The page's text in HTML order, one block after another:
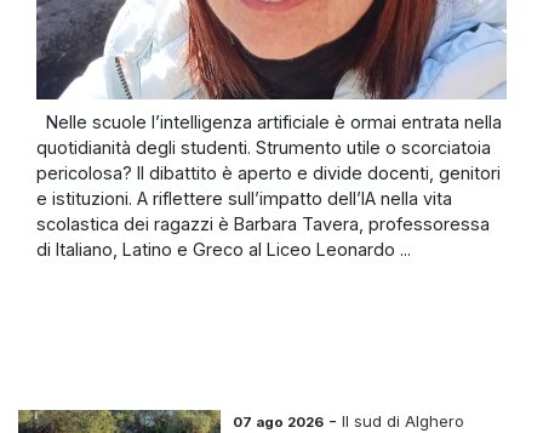
Nelle scuole l’intelligenza artificiale è ormai entrata nella
quotidianità degli studenti. Strumento utile o scorciatoia
pericolosa? Il dibattito è aperto e divide docenti, genitori
e istituzioni. A riflettere sull’impatto dell’IA nella vita
scolastica dei ragazzi è Barbara Tavera, professoressa
di Italiano, Latino e Greco al Liceo Leonardo ...
07 ago 2026 -Il sud di Alghero